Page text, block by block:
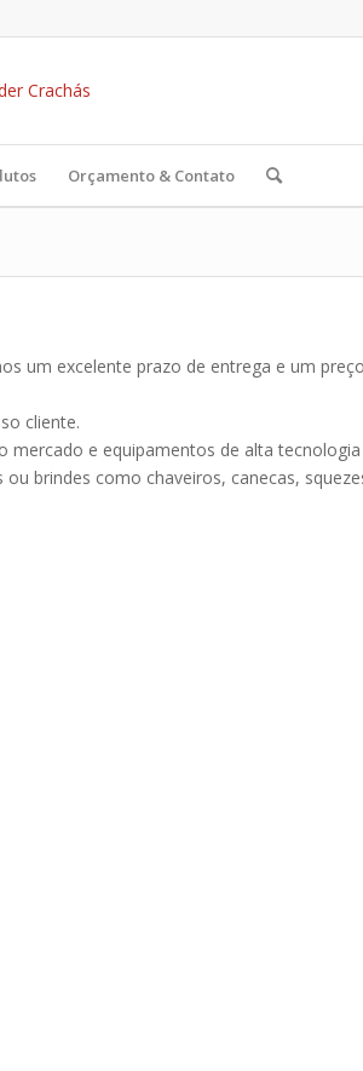
Orçamento & Contato
um excelente prazo de entrega e um
cliente.
e equipamentos de alta tecnologia
brindes como chaveiros, canecas,